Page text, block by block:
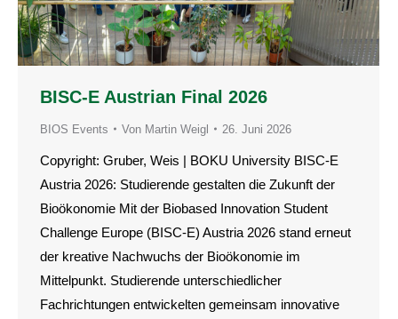
BISC-E Austrian Final 2026
BIOS Events Von Martin Weigl 26. Juni 2026
Copyright: Gruber, Weis | BOKU University BISC-E
Austria 2026: Studierende gestalten die Zukunft der
Bioökonomie Mit der Biobased Innovation Student
Challenge Europe (BISC-E) Austria 2026 stand erneut
der kreative Nachwuchs der Bioökonomie im
Mittelpunkt. Studierende unterschiedlicher
Fachrichtungen entwickelten gemeinsam innovative